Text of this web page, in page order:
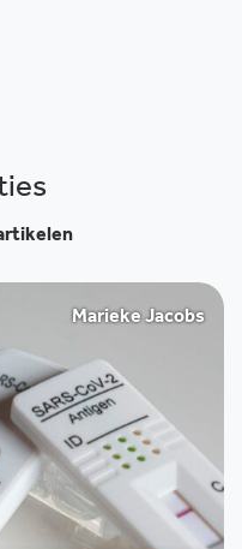
Marieke Jacobs